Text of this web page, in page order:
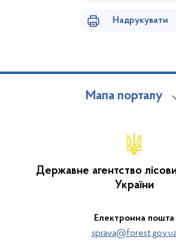
Надрукувати
Мапа порталу
Державне агентство
України
Електронна пошта